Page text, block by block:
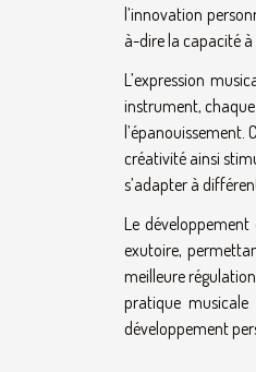
l’innovation
à-dire la capacité
L’expression
instrument,
l’épanouissement.
créativité ainsi
s’adapter à
Le
exutoire,
meilleure
pratique
développement